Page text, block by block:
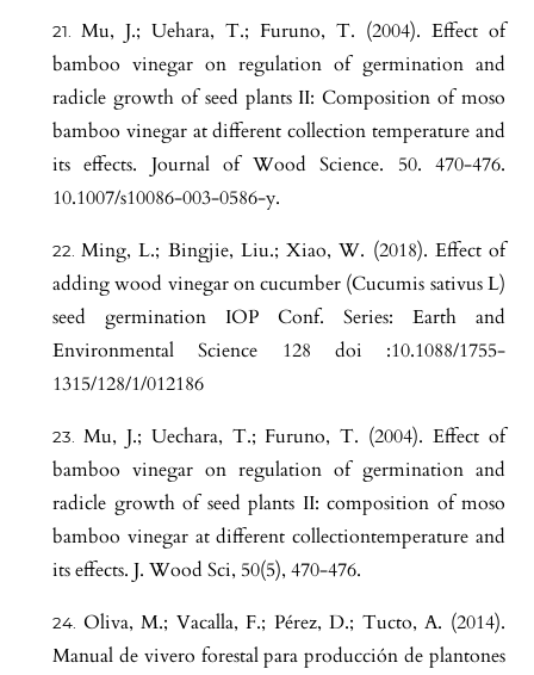
Mu, J.; Uehara, T.; Furuno, T. (2004). Effect of
bamboo vinegar on regulation of germination and
radicle growth of seed plants II: Composition of moso
bamboo vinegar at different collection temperature and
its effects. Journal of Wood Science. 50. 470-476.
10.1007/s10086-003-0586-y.
Ming, L.; Bingjie, Liu.; Xiao, W. (2018). Effect of
adding wood vinegar on cucumber (Cucumis sativus L)
seed germination IOP Conf. Series: Earth and
Environmental Science 128 doi :10.1088/1755-
1315/128/1/012186
Mu, J.; Uechara, T.; Furuno, T. (2004). Effect of
bamboo vinegar on regulation of germination and
radicle growth of seed plants II: composition of moso
bamboo vinegar at different collectiontemperature and
its effects. J. Wood Sci, 50(5), 470-476.
Oliva, M.; Vacalla, F.; Pérez, D.; Tucto, A. (2014).
Manual de vivero forestal para producción de plantones